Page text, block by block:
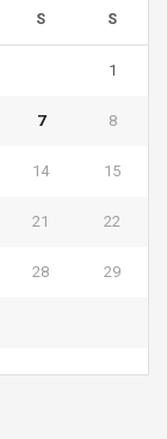
S S
1
7 8
14 15
21 22
28 29